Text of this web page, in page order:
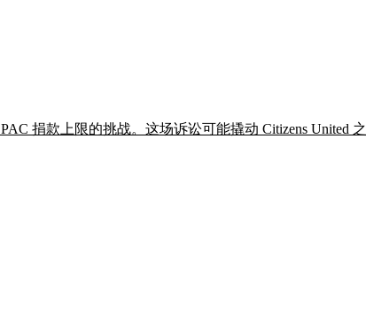
捐款上限的挑战。这场诉讼可能撬动 Citizens United